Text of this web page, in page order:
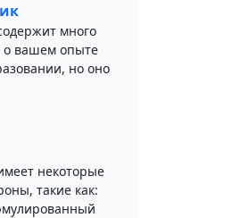
много
вашем опыте
но оно
некоторые
такие как: